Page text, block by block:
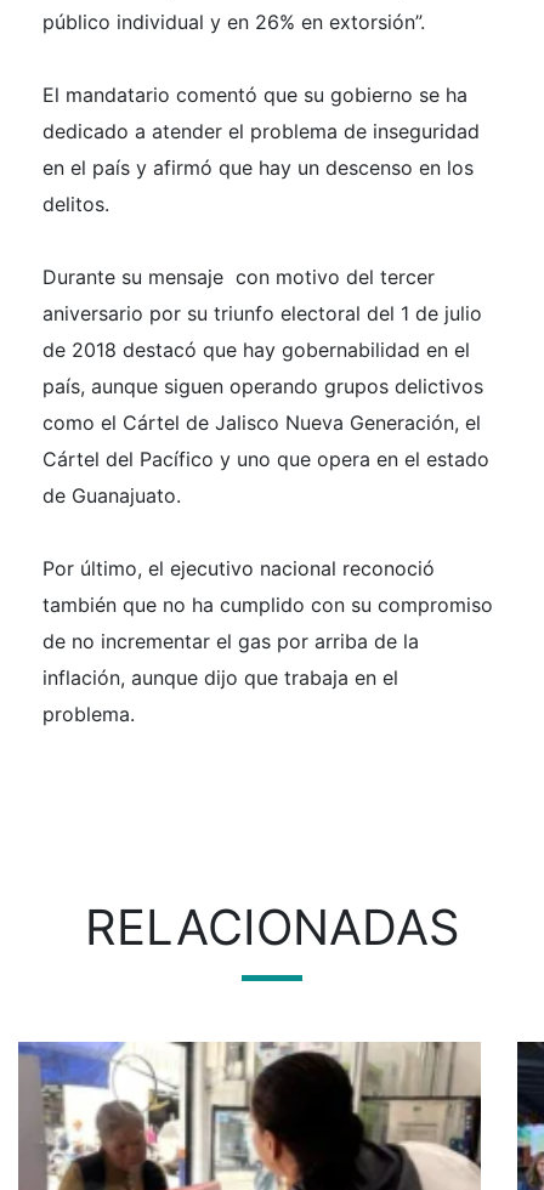
público individual y en 26% en extorsión”.
El mandatario comentó que su gobierno se ha
dedicado a atender el problema de inseguridad
en el país y afirmó que hay un descenso en los
delitos.
Durante su mensaje con motivo del tercer
aniversario por su triunfo electoral del 1 de julio
de 2018 destacó que hay gobernabilidad en el
país, aunque siguen operando grupos delictivos
como el Cártel de Jalisco Nueva Generación, el
Cártel del Pacífico y uno que opera en el estado
de Guanajuato.
Por último, el ejecutivo nacional reconoció
también que no ha cumplido con su compromiso
de no incrementar el gas por arriba de la
inflación, aunque dijo que trabaja en el
problema.
RELACIONADAS